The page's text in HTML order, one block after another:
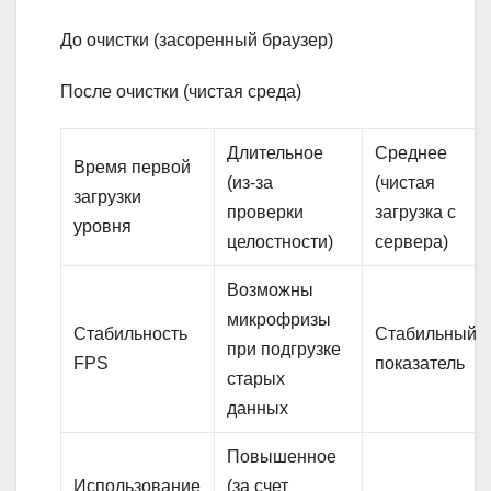
До очистки (засоренный браузер)
После очистки (чистая среда)
Время первой
загрузки
уровня
Длительное
(из-за
проверки
целостности)
Среднее
(чистая
загрузка с
сервера)
Стабильность
FPS
Возможны
микрофризы
при подгрузке
старых
данных
Стабильный
показатель
Использование
Повышенное
(за счет